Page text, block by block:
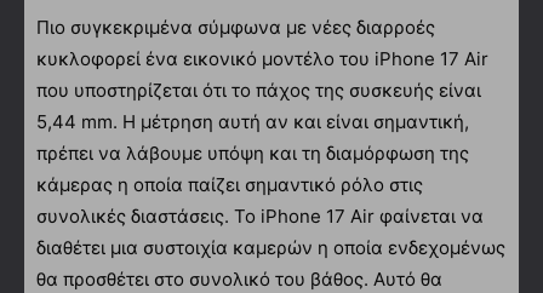
Πιο συγκεκριμένα σύμφωνα με νέες διαρροές
κυκλοφορεί ένα εικονικό μοντέλο του iPhone 17 Air
που υποστηρίζεται ότι το πάχος της συσκευής είναι
5,44 mm. Η μέτρηση αυτή αν και είναι σημαντική,
πρέπει να λάβουμε υπόψη και τη διαμόρφωση της
κάμερας η οποία παίζει σημαντικό ρόλο στις
συνολικές διαστάσεις. Το iPhone 17 Air φαίνεται να
διαθέτει μια συστοιχία καμερών η οποία ενδεχομένως
θα προσθέτει στο συνολικό του βάθος. Αυτό θα